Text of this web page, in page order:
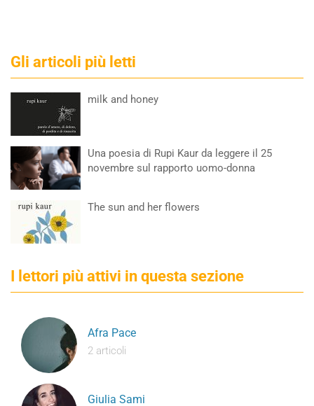
Gli articoli più letti
milk and honey
Una poesia di Rupi Kaur da leggere il 25
novembre sul rapporto uomo-donna
The sun and her flowers
I lettori più attivi in questa sezione
Afra Pace
2 articoli
Giulia Sami